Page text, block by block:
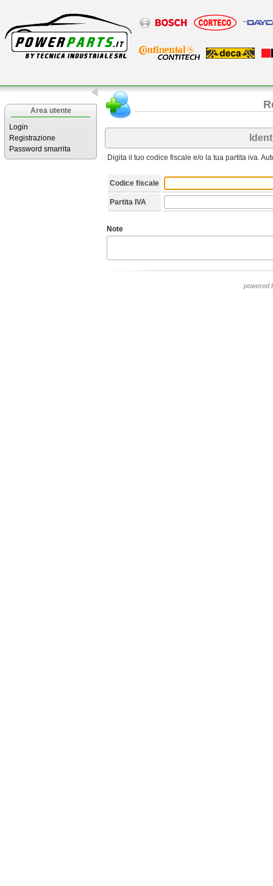
Area utente
Login
Registrazione
Password smarrita
Digita il tuo codice fiscale e/o la tua partita iva.
Codice fiscale
Partita IVA
Note
powered